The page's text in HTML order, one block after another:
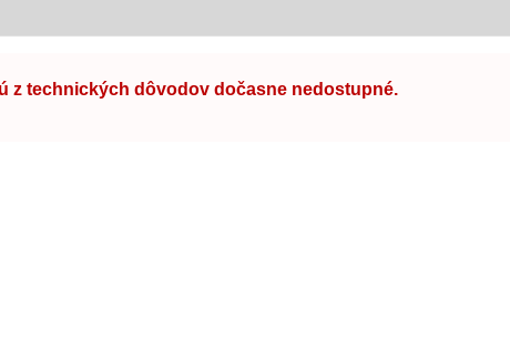
z technických dôvodov dočasne nedostupné.